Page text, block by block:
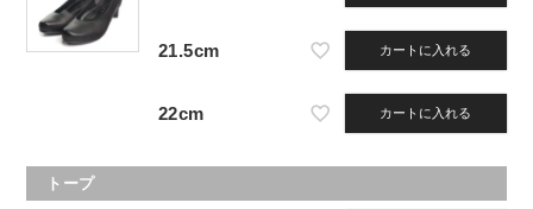
21.5cm カートに入れる
22cm カートに入れる
トープ